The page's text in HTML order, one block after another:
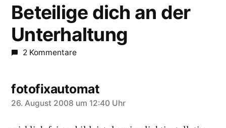
Beteilige dich an der
Unterhaltung
2 Kommentare
fotofixautomat
schreibt:
26. August 2008 um 12:40 Uhr